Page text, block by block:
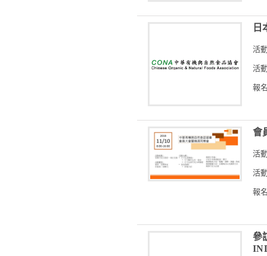
日
活
活
報
會
活
活
報
參